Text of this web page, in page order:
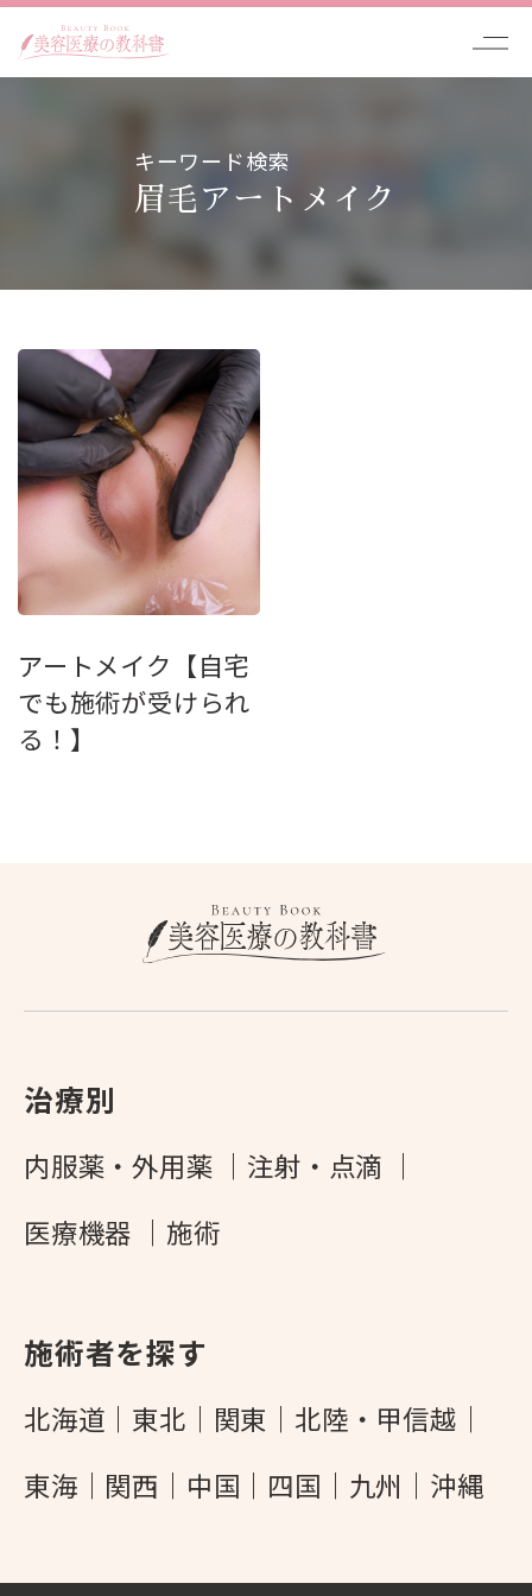
キーワード検索
眉毛アートメイク
アートメイク【自宅
でも施術が受けられ
る！】
治療別
内服薬・外用薬
注射・点滴
医療機器
施術
施術者を探す
北海道 東北 関東
北陸・甲信越
東海
関西 中国 四国 九州 沖縄